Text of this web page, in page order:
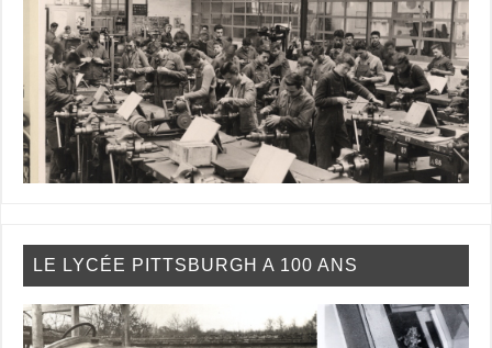
LE LYCÉE PITTSBURGH A 100 ANS